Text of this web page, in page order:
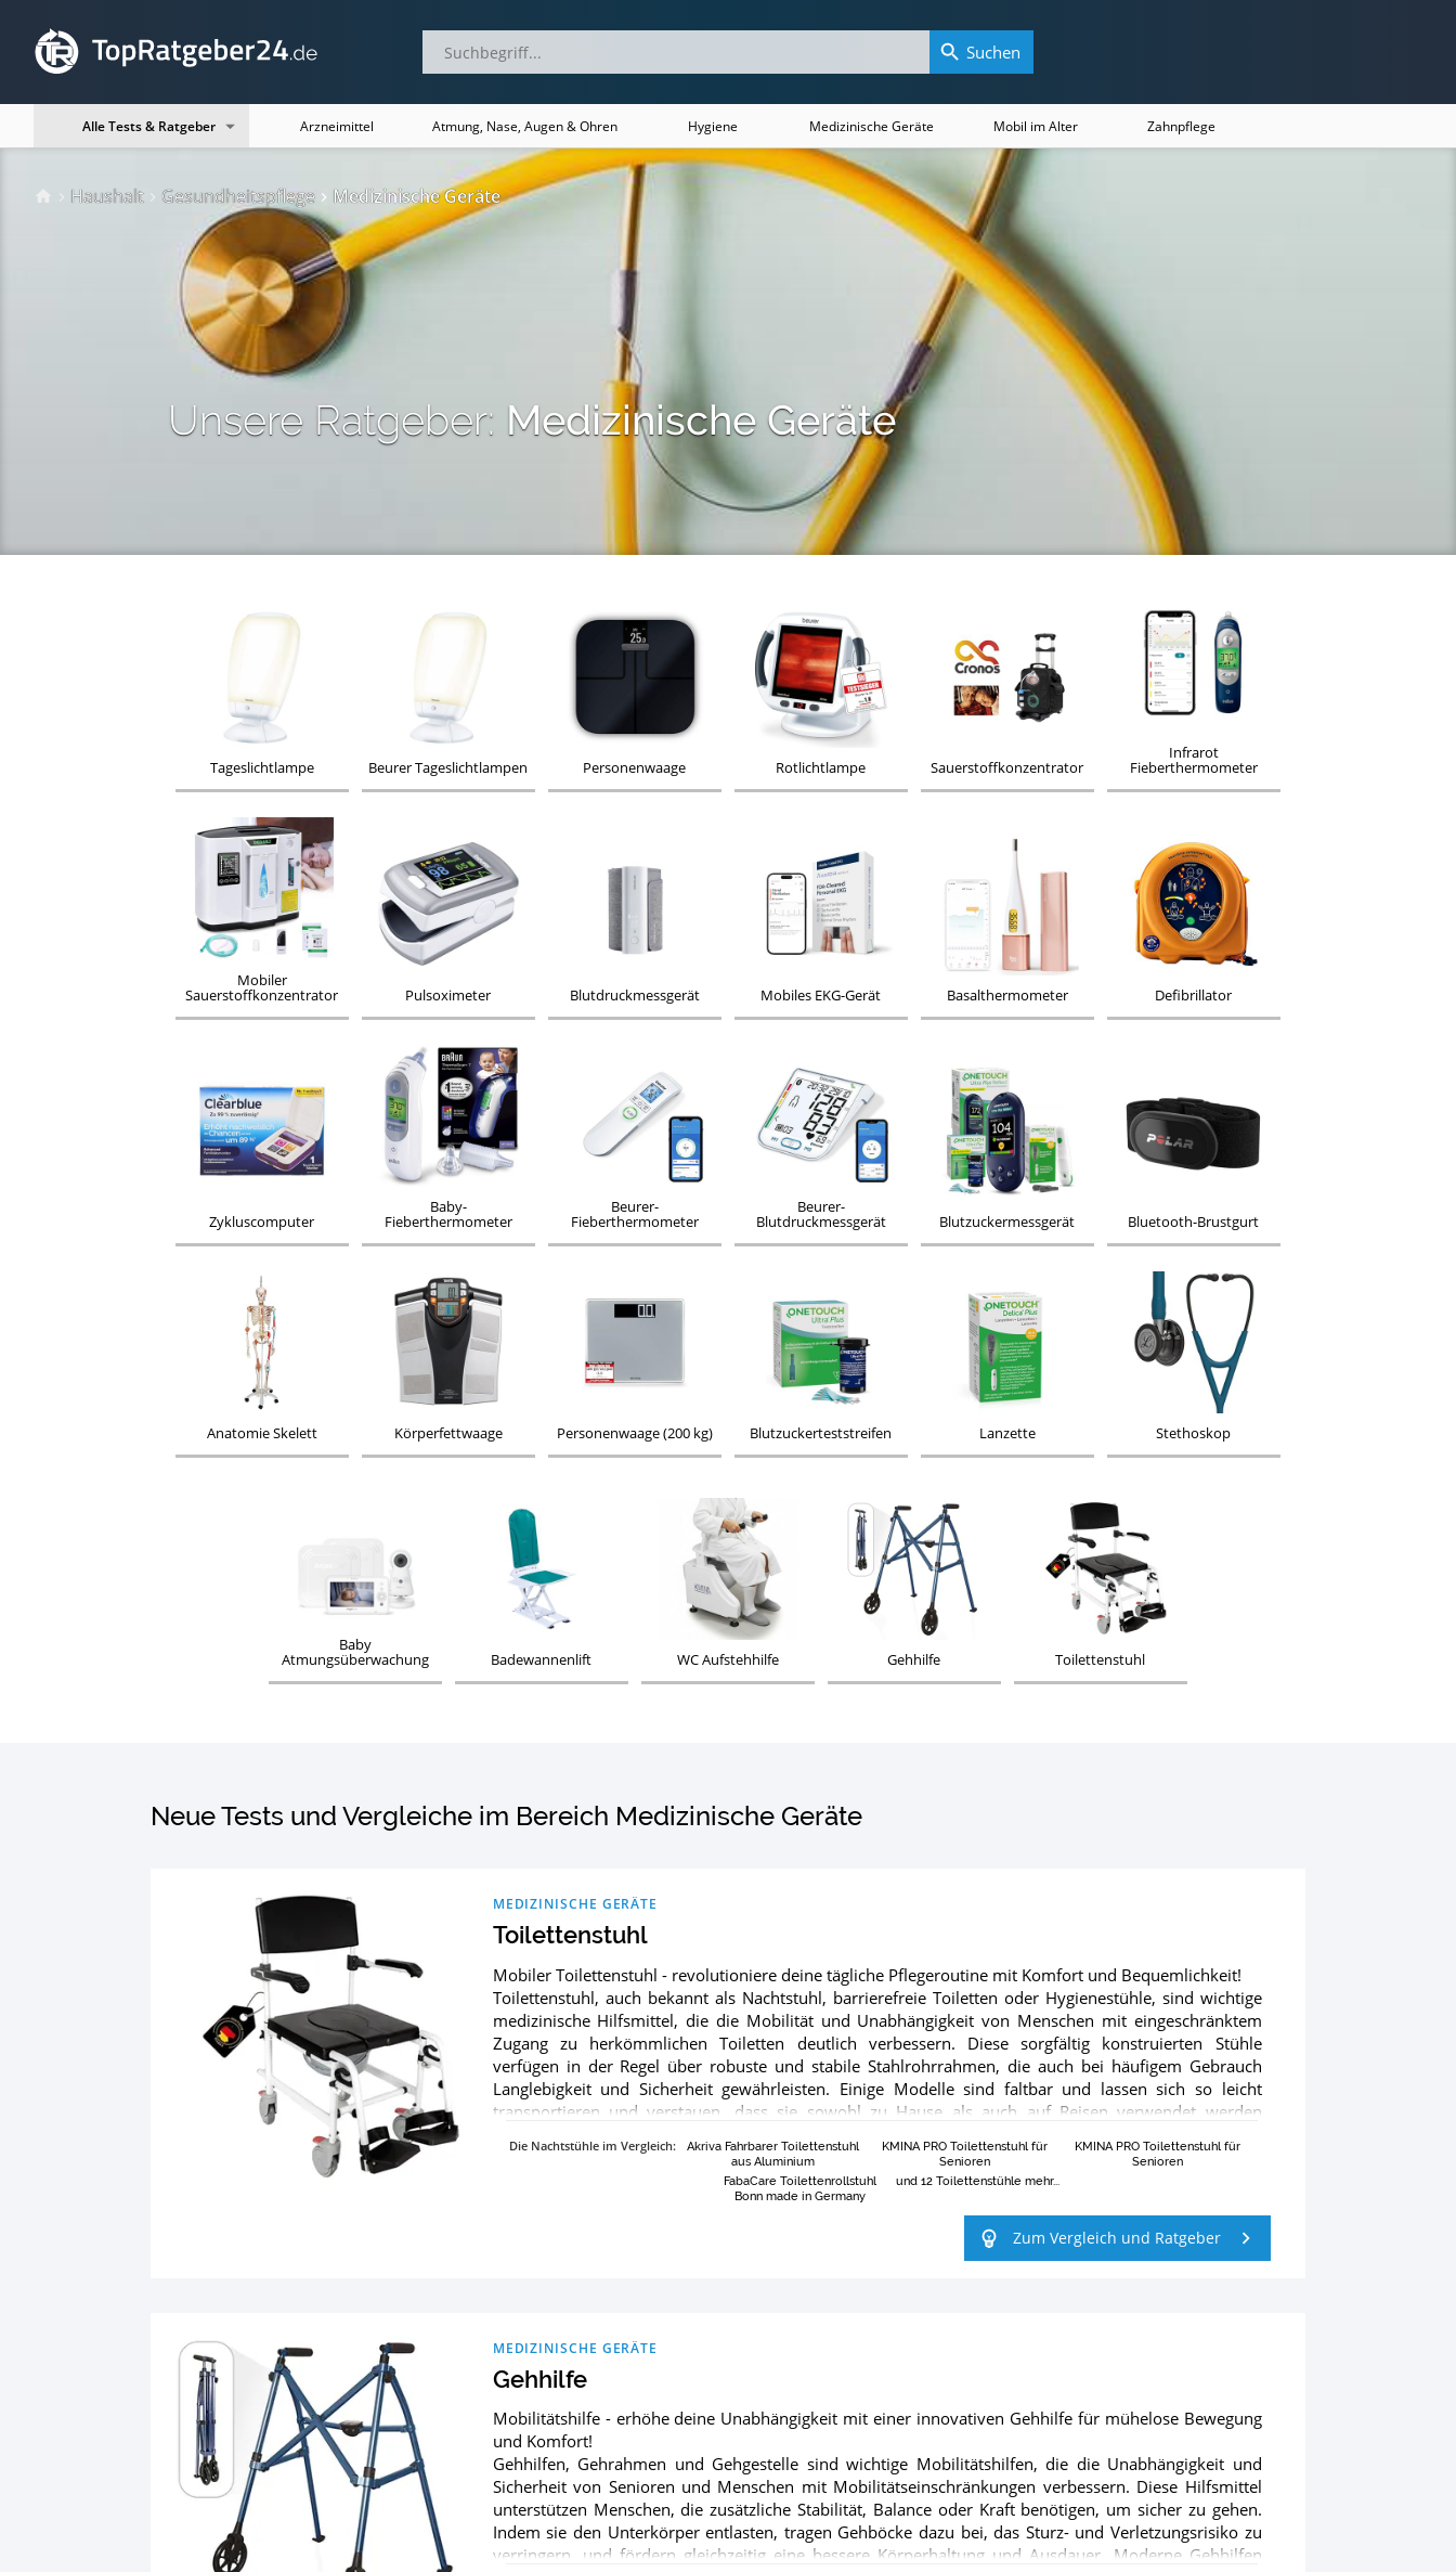
TopRatgeber24.de
Haushalt Gesundheitspflege Medizinische Geräte
Unsere Ratgeber: Medizinische Geräte
Tageslichtlampe Beurer Tageslichtlampen Personenwaage Rotlichtlampe Sauerstoffkonzentrator
Infrarot
Fieberthermometer
Mobiler
Sauerstoffkonzentrator Pulsoximeter Blutdruckmessgerät Mobiles EKG-Gerät Basalthermometer Defibrillator
Zykluscomputer
Baby-
Fieberthermometer
Beurer-
Fieberthermometer
Beurer-
Blutdruckmessgerät Blutzuckermessgerät Bluetooth-Brustgurt
Anatomie Skelett Körperfettwaage Personenwaage (200 kg) Blutzuckerteststreifen Lanzette Stethoskop
Baby
Atmungsüberwachung Badewannenlift WC Aufstehhilfe Gehhilfe Toilettenstuhl
Neue Tests und Vergleiche im Bereich Medizinische Geräte
MEDIZINISCHE GERÄTE
Toilettenstuhl
Mobiler Toilettenstuhl - revolutioniere deine tägliche Pflegeroutine mit Komfort und Bequemlichkeit!
Toilettenstuhl, auch bekannt als Nachtstuhl, barrierefreie Toiletten oder Hygienestühle, sind wichtige
medizinische Hilfsmittel, die die Mobilität und Unabhängigkeit von Menschen mit eingeschränktem
Zugang zu herkömmlichen Toiletten deutlich verbessern. Diese sorgfältig konstruierten Stühle
verfügen in der Regel über robuste und stabile Stahlrohrrahmen, die auch bei häufigem Gebrauch
Langlebigkeit und Sicherheit gewährleisten. Einige Modelle sind faltbar und lassen sich so leicht
transportieren und verstauen, dass sie sowohl zu Hause als auch auf Reisen verwendet werden
einer bestimmten Höhe geeignet sind und somit in vielen Bereichen eingesetzt werden können. Die
Abmessungen der Sitze sind so gewählt, dass sie bequem sind. Materialien wie Kunstleder und ABS
sind so gewählt, dass sie leicht zu reinigen und zu pflegen sind. Mit ihrer hohen Belastbarkeit
unterstützen die Toilettenstühle Menschen mit unterschiedlichen Bedürfnissen und gewährleisten
Sicherheit und Zuverlässigkeit. Diese Eigenschaften machen sie unverzichtbar für alle, die Hilfe bei der
„Produktdetails“.
Die Nachtstühle im Vergleich:
Akriva Fahrbarer Toilettenstuhl
aus Aluminium
KMINA PRO Toilettenstuhl für
Senioren
KMINA PRO Toilettenstuhl für
Senioren
FabaCare Toilettenrollstuhl
Bonn made in Germany
und 12 Toilettenstühle mehr...
Zum Vergleich und Ratgeber
MEDIZINISCHE GERÄTE
Gehhilfe
Mobilitätshilfe - erhöhe deine Unabhängigkeit mit einer innovativen Gehhilfe für mühelose Bewegung
und Komfort!
Gehhilfen, Gehrahmen und Gehgestelle sind wichtige Mobilitätshilfen, die die Unabhängigkeit und
Sicherheit von Senioren und Menschen mit Mobilitätseinschränkungen verbessern. Diese Hilfsmittel
unterstützen Menschen, die zusätzliche Stabilität, Balance oder Kraft benötigen, um sicher zu gehen.
Indem sie den Unterkörper entlasten, tragen Gehböcke dazu bei, das Sturz- und Verletzungsrisiko zu
verringern, und fördern gleichzeitig eine bessere Körperhaltung und Ausdauer. Moderne Gehhilfen
Suchen
Alle Tests & Ratgeber Arzneimittel Atmung, Nase, Augen & Ohren Hygiene Medizinische Geräte Mobil im Alter Zahnpflege